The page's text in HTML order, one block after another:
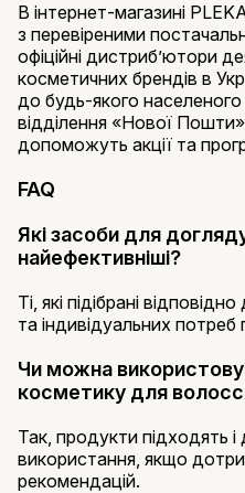
В інтернет-магазині
з перевіреними
офіційні дистриб’ютори
косметичних брендів в
до будь-якого
відділення «Нової
допоможуть акції та
FAQ
Які засоби для
найефективніші?
Ті, які підібрані
та індивідуальних потреб
Чи можна
косметику для
Так, продукти підходять
використання, якщо
рекомендацій.